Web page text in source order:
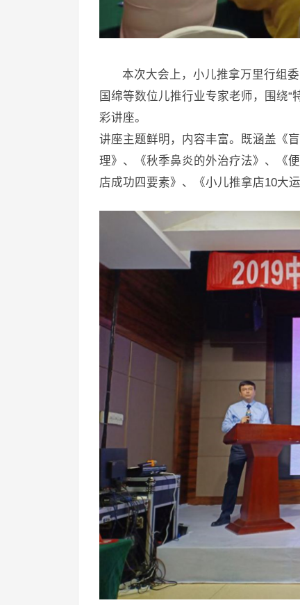
本次大会上，小儿推拿万里行组
国绵等数位儿推行业专家老师，围绕“
彩讲座。
讲座主题鲜明，内容丰富。既涵盖《
理》、《秋季鼻炎的外治疗法》、《
店成功四要素》、《小儿推拿店10大